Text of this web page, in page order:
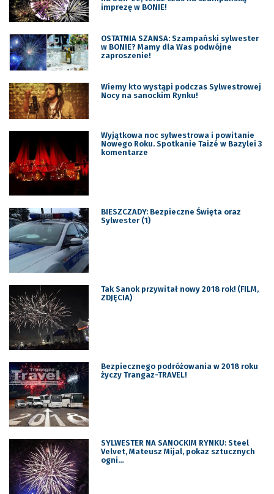
imprezę w BONIE!
OSTATNIA SZANSA: Szampański sylwester
w BONIE? Mamy dla Was podwójne
zaproszenie!
Wiemy kto wystąpi podczas Sylwestrowej
Nocy na sanockim Rynku!
Wyjątkowa noc sylwestrowa i powitanie
Nowego Roku. Spotkanie Taizé w Bazylei 3
komentarze
BIESZCZADY: Bezpieczne Święta oraz
Sylwester (1)
Tak Sanok przywitał nowy 2018 rok! (FILM,
ZDJĘCIA)
Bezpiecznego podróżowania w 2018 roku
życzy Trangaz-TRAVEL!
SYLWESTER NA SANOCKIM RYNKU: Steel
Velvet, Mateusz Mijal, pokaz sztucznych
ogni…